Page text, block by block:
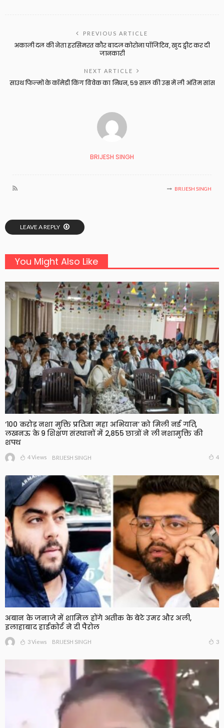
PREVIOUS ARTICLE
अकाली दल की नेता हरसिमरत कौर बादल कोरोना पॉजिटिव, खुद ट्वीट कर दी
जानकारी
NEXT ARTICLE
साउथ फिल्मों के कॉमेडी किंग विवेक का निधन, 59 साल की उम्र में ली अंतिम सांस
BRIJESH SINGH
BRIJESH SINGH
LEAVE A REPLY
You Might Also Like
‘100 करोड़ नशा मुक्ति प्रतिज्ञा महा अभियान’ को मिली नई गति,
लखनऊ के 9 शिक्षण संस्थानों में 2,855 छात्रों ने ली नशामुक्ति की
शपथ
4 Views BRIJESH SINGH 4
अबान के जनाजे में शामिल होंगे अतीक के बेटे उमर और अली,
इलाहाबाद हाईकोर्ट ने दी पैरोल
3 Views BRIJESH SINGH 3